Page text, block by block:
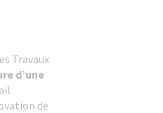
Travaux
d’une
de